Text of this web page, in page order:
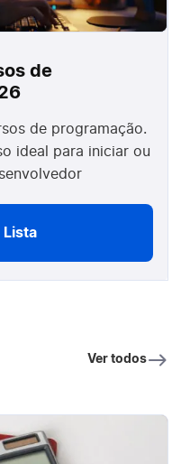
de
de programação.
ideal para iniciar ou
Ver todos